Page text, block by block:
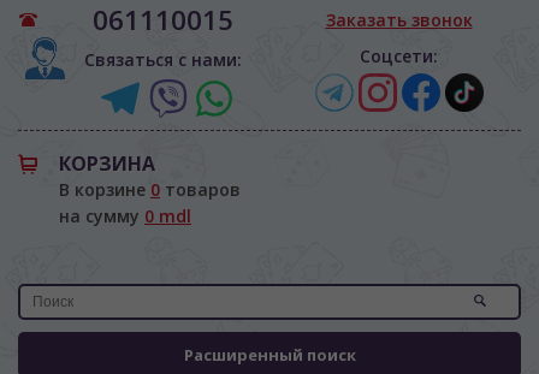
061110015
Связаться с нами:
Заказать звонок
Соцсети:
КОРЗИНА
В корзине 0 товаров
на сумму 0 mdl
Расширенный поиск